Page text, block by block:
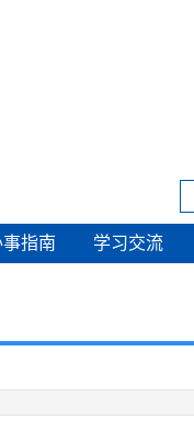
事指南
事指南 学习交流
学习交流